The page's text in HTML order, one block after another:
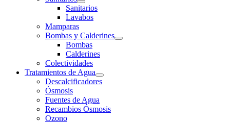
Sanitarios
Lavabos
Mamparas
Bombas y Calderines
Bombas
Calderines
Colectividades
Tratamientos de Agua
Descalcificadores
Ósmosis
Fuentes de Agua
Recambios Ósmosis
Ozono